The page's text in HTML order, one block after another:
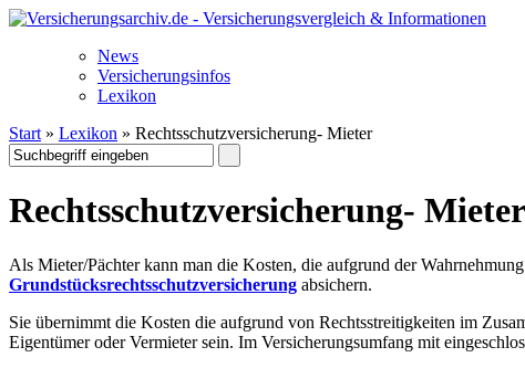
News
Versicherungsinfos
Lexikon
Start » Lexikon » Rechtsschutzversicherung- Mieter
Rechtsschutzversicherung- Mieter
Als Mieter/Pächter kann man die Kosten, die aufgrund der
Grundstücksrechtsschutzversicherung absichern.
Sie übernimmt die Kosten die aufgrund von Rechtsstreitigkeiten im
Eigentümer oder Vermieter sein. Im Versicherungsumfang mit